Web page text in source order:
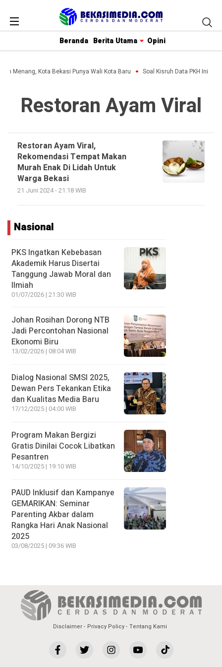
Beranda Berita Utama Opini
Menang, Kota Bekasi Punya Wali Kota Baru Soal Kisruh Data PKH Ini
Restoran Ayam Viral
Restoran Ayam Viral,
Rekomendasi Tempat Makan
Murah Enak Di Lidah Untuk
Warga Bekasi
21 Juni 2024 - 21:18 WIB
Nasional
PKS Ingatkan Kebebasan
Akademik Harus Disertai
Tanggung Jawab Moral dan
Ilmiah
01/07/2026 | 21:30 WIB
Johan Rosihan Dorong NTB
Jadi Percontohan Nasional
Ekonomi Biru
13/02/2026 | 08:04 WIB
Dialog Nasional SMSI 2025,
Dewan Pers Tekankan Etika
dan Kualitas Media Baru
17/12/2025 | 04:00 WIB
Program Makan Bergizi
Gratis Dinilai Cocok Libatkan
Pesantren
14/10/2025 | 19:10 WIB
PAUD Inklusif dan Kampanye
GEMARIKAN: Seminar
Parenting Akbar dalam
Rangka Hari Anak Nasional
2025
03/08/2025 | 09:36 WIB
Disclaimer Privacy Policy Tentang Kami